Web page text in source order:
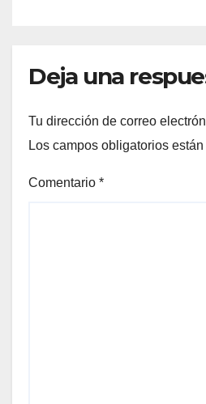
Deja una
Tu dirección de correo
Los campos obligatorios
Comentario *